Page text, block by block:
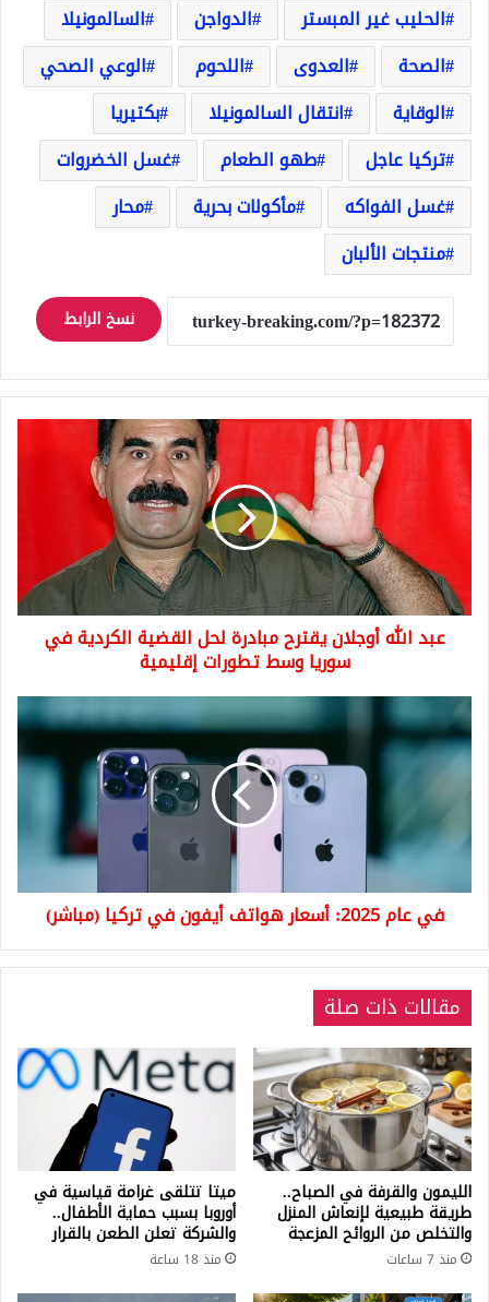
الحليب غير المبستر
الدواجن
السالمونيلا
الصحة
العدوى اللحوم
الوعي الصحي
الوقاية
انتقال السالمونيلا
بكتيريا
تركيا عاجل
طهو الطعام
غسل الخضروات
غسل الفواكه
مأكولات بحرية
محار
منتجات الألبان
نسخ الرابط
عبد
يقترح
القضية
الكردية
في
سوريا
إقليمية
عبد الله أوجلان يقترح مبادرة لحل القضية الكردية في
سوريا وسط تطورات إقليمية
عام
2025:
أسعار
هواتف
في
(مباشر)
في عام 2025: أسعار هواتف أيفون في تركيا (مباشر)
مقالات ذات صلة
الليمون والقرفة في الصباح..
طريقة طبيعية لإنعاش المنزل
والتخلص من الروائح المزعجة
منذ 7 ساعات
ميتا تتلقى غرامة قياسية في
أوروبا بسبب حماية الأطفال..
والشركة تعلن الطعن بالقرار
منذ 18 ساعة